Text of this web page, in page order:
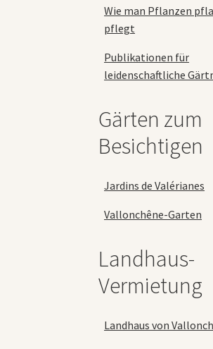
Wie man Pflanzen
pflegt
Publikationen für
leidenschaftliche
Gärten zum
Besichtigen
Jardins de Valérianes
Vallonchêne-Garten
Landhaus-
Vermietung
Landhaus von